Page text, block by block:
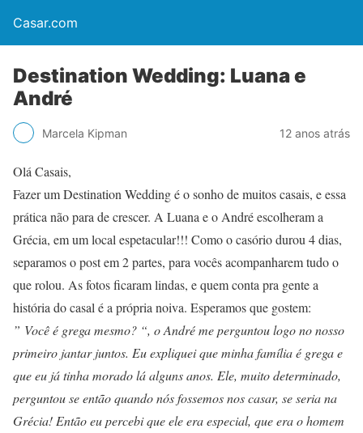
Casar.com
Destination Wedding: Luana e
André
Marcela Kipman 12 anos atrás
Olá Casais,
Fazer um Destination Wedding é o sonho de muitos casais, e essa
prática não para de crescer. A Luana e o André escolheram a
Grécia, em um local espetacular!!! Como o casório durou 4 dias,
separamos o post em 2 partes, para vocês acompanharem tudo o
que rolou. As fotos ficaram lindas, e quem conta pra gente a
história do casal é a própria noiva. Esperamos que gostem:
” Você é grega mesmo? “, o André me perguntou logo no nosso
primeiro jantar juntos. Eu expliquei que minha família é grega e
que eu já tinha morado lá alguns anos. Ele, muito determinado,
perguntou se então quando nós fossemos nos casar, se seria na
Grécia! Então eu percebi que ele era especial, que era o homem